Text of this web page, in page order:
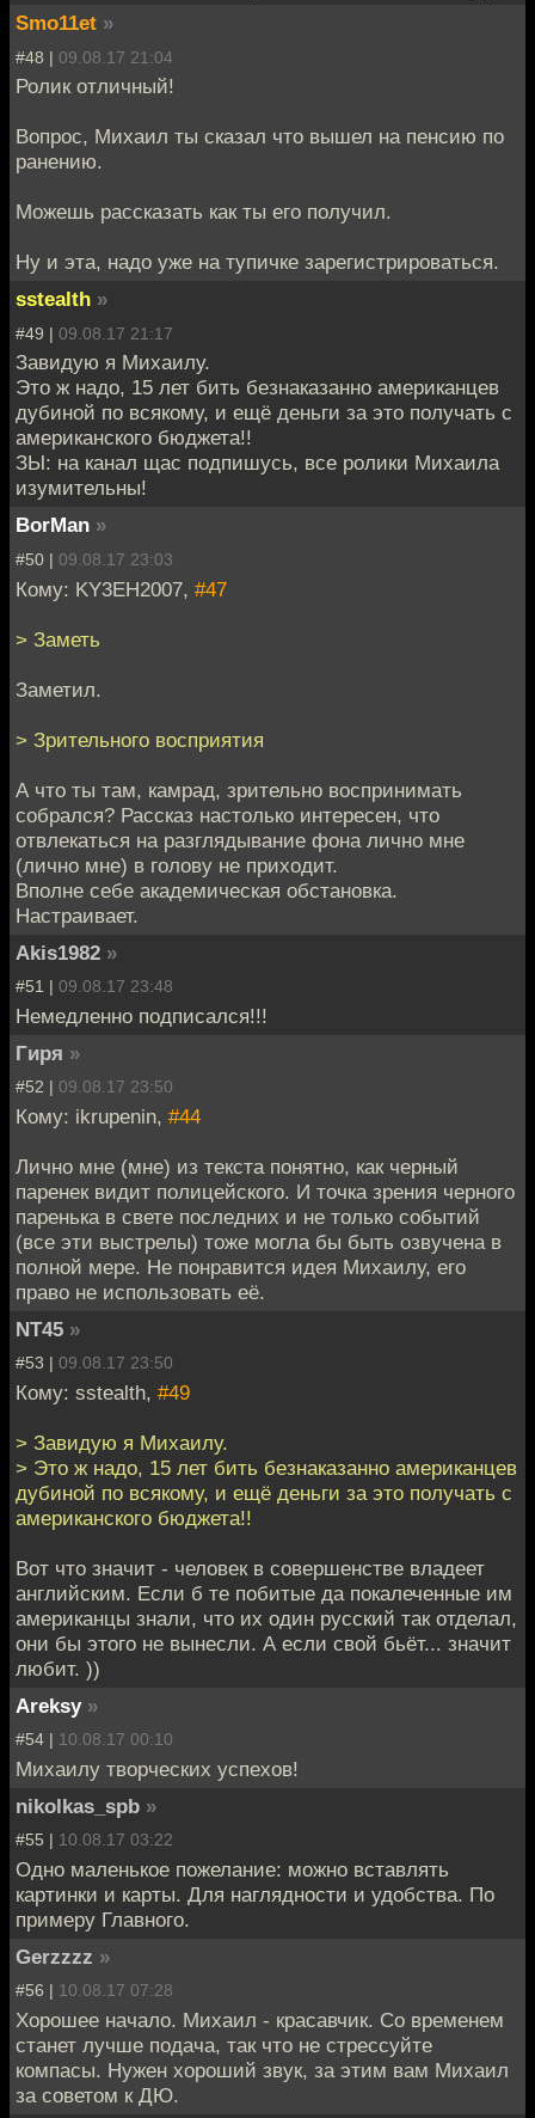
Smo11et »
#48 | 09.08.17 21:04
Ролик отличный!
Вопрос, Михаил ты сказал что вышел на пенсию по
ранению.
Можешь рассказать как ты его получил.
Ну и эта, надо уже на тупичке зарегистрироваться.
sstealth »
#49 | 09.08.17 21:17
Завидую я Михаилу.
Это ж надо, 15 лет бить безнаказанно американцев
дубиной по всякому, и ещё деньги за это получать с
американского бюджета!!
ЗЫ: на канал щас подпишусь, все ролики Михаила
изумительны!
BorMan »
#50 | 09.08.17 23:03
Кому: KY3EH2007, #47
> Заметь
Заметил.
> Зрительного восприятия
А что ты там, камрад, зрительно воспринимать
собрался? Рассказ настолько интересен, что
отвлекаться на разглядывание фона лично мне
(лично мне) в голову не приходит.
Вполне себе академическая обстановка.
Настраивает.
Akis1982 »
#51 | 09.08.17 23:48
Немедленно подписался!!!
Гиря »
#52 | 09.08.17 23:50
Кому: ikrupenin, #44
Лично мне (мне) из текста понятно, как черный
паренек видит полицейского. И точка зрения черного
паренька в свете последних и не только событий
(все эти выстрелы) тоже могла бы быть озвучена в
полной мере. Не понравится идея Михаилу, его
право не использовать её.
NT45 »
#53 | 09.08.17 23:50
Кому: sstealth, #49
> Завидую я Михаилу.
> Это ж надо, 15 лет бить безнаказанно американцев
дубиной по всякому, и ещё деньги за это получать с
американского бюджета!!
Вот что значит - человек в совершенстве владеет
английским. Если б те побитые да покалеченные им
американцы знали, что их один русский так отделал,
они бы этого не вынесли. А если свой бьёт... значит
любит. ))
Areksy »
#54 | 10.08.17 00:10
Михаилу творческих успехов!
nikolkas_spb »
#55 | 10.08.17 03:22
Одно маленькое пожелание: можно вставлять
картинки и карты. Для наглядности и удобства. По
примеру Главного.
Gerzzzz »
#56 | 10.08.17 07:28
Хорошее начало. Михаил - красавчик. Со временем
станет лучше подача, так что не стрессуйте
компасы. Нужен хороший звук, за этим вам Михаил
за советом к ДЮ.